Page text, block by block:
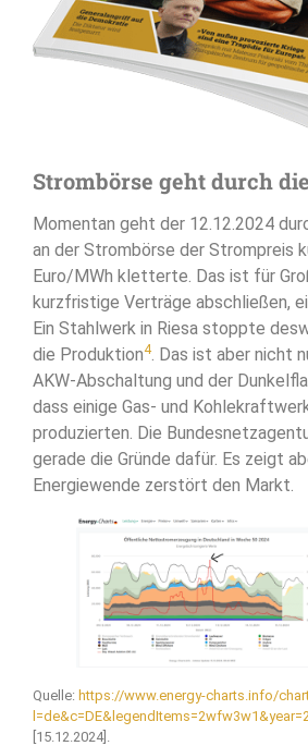
Strombörse geht durch
Momentan geht der 12.12.2024
an der Strombörse der Strompreis
Euro/MWh kletterte. Das ist für
kurzfristige Verträge abschließen,
Ein Stahlwerk in Riesa stoppte
die Produktion4. Das ist aber nicht
AKW-Abschaltung und der
dass einige Gas- und
produzierten. Die
gerade die Gründe dafür. Es zeigt
Energiewende zerstört den Markt.
Quelle: https://www.energy-charts.info/
[15.12.2024].